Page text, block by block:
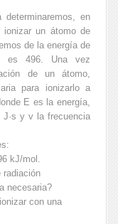
en
un átomo de
de la energía de
es 496. Una vez
de un átomo,
para ionizarlo a
E es la energía,
J·s y v la frecuencia
kJ/mol.
radiación
necesaria?
con una